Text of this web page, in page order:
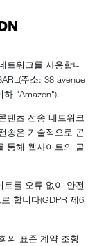
트워크를 사용합니
주소: 38 avenue
하 "Amazon").
텐츠 전송 네트워크
송은 기술적으로 콘
통해 웹사이트의 글
트를 오류 없이 안전
합니다(GDPR 제6
의 표준 계약 조항